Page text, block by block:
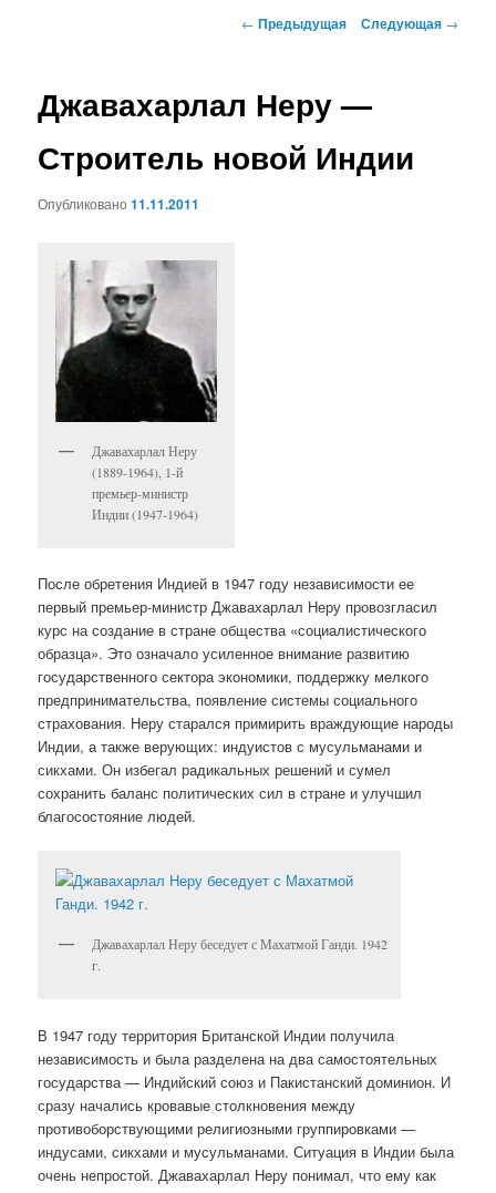
содержимому
Навигация
← Предыдущая Следующая →
Джавахарлал Неру —
Строитель новой Индии
Опубликовано11.11.2011
Джавахарлал Неру
(1889-1964), 1-й
премьер-министр
Индии (1947-1964)
После обретения Индией в 1947 году независимости ее
первый премьер-министр Джавахарлал Неру провозгласил
курс на создание в стране общества «социалистического
образца». Это означало усиленное внимание развитию
государственного сектора экономики, поддержку мелкого
предпринимательства, появление системы социального
страхования. Неру старался примирить враждующие народы
Индии, а также верующих: индуистов с мусульманами и
сикхами. Он избегал радикальных решений и сумел
сохранить баланс политических сил в стране и улучшил
благосостояние людей.
Джавахарлал Неру беседует с Махатмой Ганди. 1942
г.
В 1947 году территория Британской Индии получила
независимость и была разделена на два самостоятельных
государства — Индийский союз и Пакистанский доминион. И
сразу начались кровавые столкновения между
противоборствующими религиозными группировками —
индусами, сикхами и мусульманами. Ситуация в Индии была
очень непростой. Джавахарлал Неру понимал, что ему как